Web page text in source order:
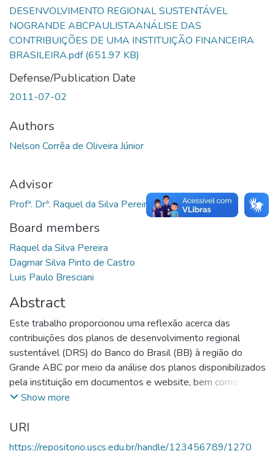
DESENVOLVIMENTO REGIONAL SUSTENTÁVEL
NOGRANDE ABCPAULISTAANÁLISE DAS
CONTRIBUIÇÕES DE UMA INSTITUIÇÃO FINANCEIRA
BRASILEIRA.pdf(651.97 KB)
Defense/Publication Date
2011-07-02
Authors
Nelson Corrêa de Oliveira Júnior
Advisor
Profª. Drª. Raquel da Silva Pereira
Board members
Raquel da Silva Pereira
Dagmar Silva Pinto de Castro
Luis Paulo Bresciani
Abstract
Este trabalho proporcionou uma reflexão acerca das
contribuições dos planos de desenvolvimento regional
sustentável (DRS) do Banco do Brasil (BB) à região do
Grande ABC por meio da análise dos planos disponibilizados
pela instituição em documentos e website, bem como pelas
entrevistas realizadas junto aos stakeholders dos planos.
desenvolvimento, desenvolvimento regional,
desenvolvimento sustentável e desenvolvimento regional
Show more
URI
https://repositorio.uscs.edu.br/handle/123456789/1270